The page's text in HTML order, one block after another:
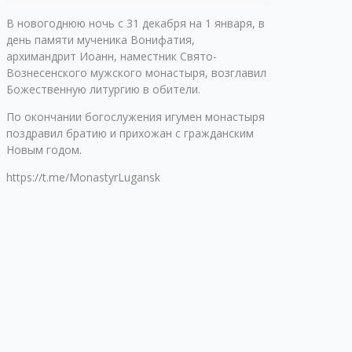
В новогоднюю ночь с 31 декабря на 1 января, в
день памяти мученика Вонифатия,
архимандрит Иоанн, наместник Свято-
Вознесенского мужского монастыря, возглавил
Божественную литургию в обители.
По окончании богослужения игумен монастыря
поздравил братию и прихожан с гражданским
Новым годом.
https://t.me/MonastyrLugansk